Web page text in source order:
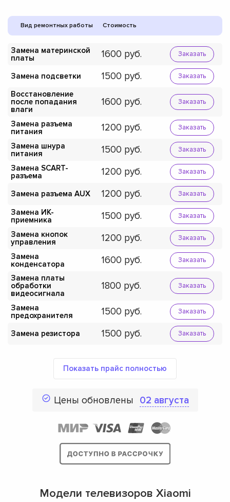
Вид ремонтных работы Стоимость
Замена материнской
платы
1600 Заказать
Замена подсветки 1500 Заказать
Восстановление
после попадания
влаги
1600 Заказать
Замена разъема
питания
1200 Заказать
Замена шнура
питания
1500 Заказать
Замена SCART-
разъема
1200 Заказать
Замена разъема AUX 1200 Заказать
Замена ИК-
приемника
1500 Заказать
Замена кнопок
управления
1200 Заказать
Замена
конденсатора
1600 Заказать
Замена платы
обработки
видеосигнала
1800 Заказать
Замена
предохранителя
1500 Заказать
Замена резистора 1500 Заказать
Показать прайс полностью
Цены обновлены 02 августа
Модели телевизоров Xiaomi